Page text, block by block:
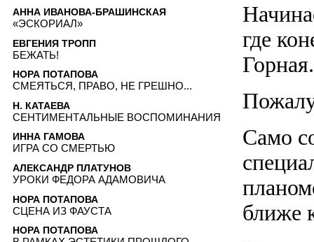
где
Само
ближе
АННА ИВАНОВА-БРАШИНСКАЯ
«ЭСКОРИАЛ»
ЕВГЕНИЯ ТРОПП
БЕЖАТЬ!
НОРА ПОТАПОВА
СМЕЯТЬСЯ, ПРАВО, НЕ ГРЕШНО...
Н. КАТАЕВА
СЕНТИМЕНТАЛЬНЫЕ ВОСПОМИНАНИЯ
ИННА ГАМОВА
ИГРА СО СМЕРТЬЮ
АЛЕКСАНДР ПЛАТУНОВ
УРОКИ ФЕДОРА АДАМОВИЧА
НОРА ПОТАПОВА
СЦЕНА ИЗ ФАУСТА
НОРА ПОТАПОВА